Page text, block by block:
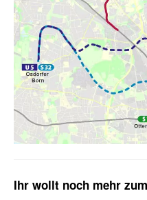
Ihr wollt noch mehr